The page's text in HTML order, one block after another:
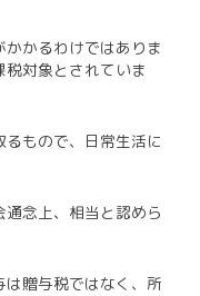
かるわけではありま
対象とされていま
もので、日常生活に
念上、相当と認めら
贈与税ではなく、所